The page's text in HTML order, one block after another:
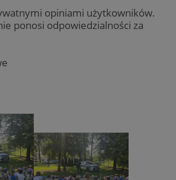
opiniami użytkowników.
ponosi odpowiedzialności za